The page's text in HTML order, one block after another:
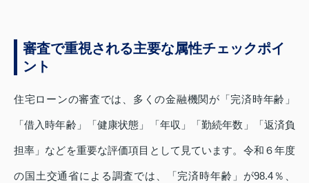
審査で重視される主要な属性チェックポイ
ント
住宅ローンの審査では、多くの金融機関が「完済時年齢」
「借入時年齢」「健康状態」「年収」「勤続年数」「返済負
担率」などを重要な評価項目として見ています。令和６年度
の国土交通省による調査では、「完済時年齢」が98.4％、